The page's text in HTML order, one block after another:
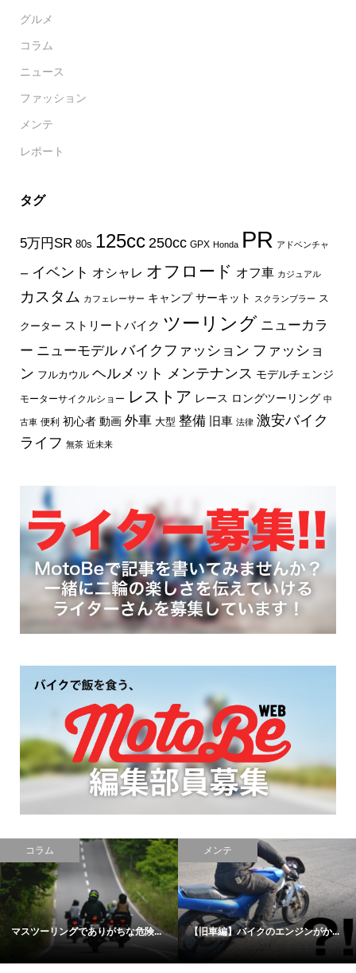
グルメ
コラム
ニュース
ファッション
メンテ
レポート
タグ
5万円SR 80s 125cc 250cc GPX Honda PR アドベンチャ
ー イベント オシャレ オフロード オフ車 カジュアル
カスタム カフェレーサー キャンプ サーキット スクランブラー ス
クーター ストリートバイク ツーリング ニューカラ
ー ニューモデル バイクファッション ファッショ
ン フルカウル ヘルメット メンテナンス モデルチェンジ
モーターサイクルショー レストア レース ロングツーリング 中
古車 便利 初心者 動画 外車 大型 整備 旧車 法律 激安バイク
ライフ 無茶 近未来
コラム
マスツーリングでありがちな危険...
メンテ
【旧車編】バイクのエンジンがか...